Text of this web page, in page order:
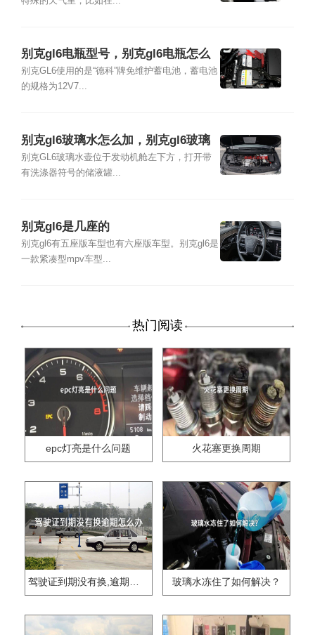
别克gl6电瓶型号，别克gl6电瓶怎么
拆
别克GL6使用的是“德科”牌免维护蓄电池，蓄电池
的规格为12V7...
别克gl6玻璃水怎么加，别克gl6玻璃
水加多少
别克GL6玻璃水壶位于发动机舱左下方，打开带
有洗涤器符号的储液罐...
别克gl6是几座的
别克gl6有五座版车型也有六座版车型。别克gl6是
一款紧凑型mpv车型...
热门阅读
epc灯亮是什么问题 火花塞更换周期
驾驶证到期没有换,逾期怎么办?? 玻璃水冻住了如何解决？